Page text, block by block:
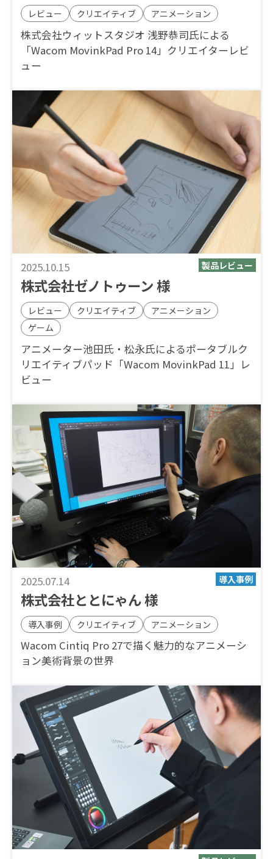
レビュー クリエイティブ アニメーション
株式会社ウィットスタジオ 浅野恭司氏による
「Wacom MovinkPad Pro 14」クリエイターレビ
ュー
2025.10.15
株式会社ゼノトゥーン 様
レビュー クリエイティブ
アニメーション
ゲーム
アニメーター池田氏・松永氏によるポータブルク
リエイティブパッド「Wacom MovinkPad 11」レ
ビュー
2025.07.14
株式会社ととにゃん 様
導入事例 クリエイティブ アニメーション
Wacom Cintiq Pro 27で描く魅力的なアニメーシ
ョン美術背景の世界